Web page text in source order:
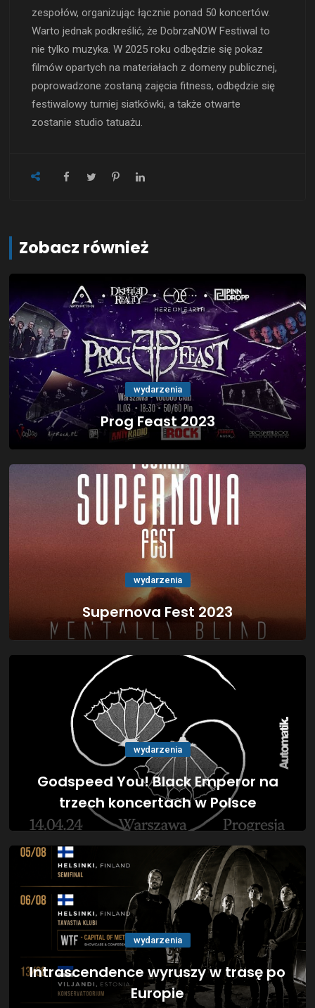
zespołów, organizując łącznie ponad 50 koncertów.
Warto jednak podkreślić, że DobrzaNOW Festiwal to
nie tylko muzyka. W 2025 roku odbędzie się pokaz
filmów opartych na materiałach z domeny publicznej,
poprowadzone zostaną zajęcia fitness, odbędzie się
festiwalowy turniej siatkówki, a także otwarte
zostanie studio tatuażu.
Zobacz również
wydarzenia
Prog Feast 2023
wydarzenia
Supernova Fest 2023
wydarzenia
Godspeed You! Black Emperor na
trzech koncertach w Polsce
wydarzenia
Intrascendence wyruszy w trasę po
Europie